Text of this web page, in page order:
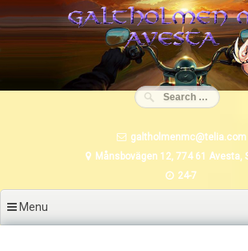
to
content
galtholmenmc@telia.com
Månsbovägen 12, 774 61 Avesta,
24-7
Menu